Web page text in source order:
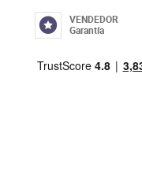
VENDEDOR
Garantía